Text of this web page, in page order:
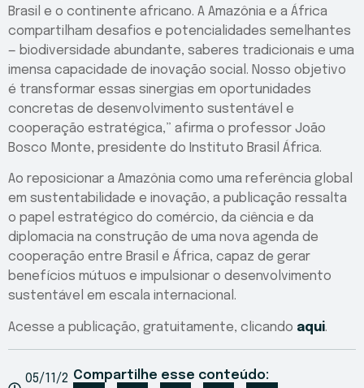
Brasil e o continente africano. A Amazônia e a África
compartilham desafios e potencialidades semelhantes
— biodiversidade abundante, saberes tradicionais e uma
imensa capacidade de inovação social. Nosso objetivo
é transformar essas sinergias em oportunidades
concretas de desenvolvimento sustentável e
cooperação estratégica,” afirma o professor João
Bosco Monte, presidente do Instituto Brasil África.
Ao reposicionar a Amazônia como uma referência global
em sustentabilidade e inovação, a publicação ressalta
o papel estratégico do comércio, da ciência e da
diplomacia na construção de uma nova agenda de
cooperação entre Brasil e África, capaz de gerar
benefícios mútuos e impulsionar o desenvolvimento
sustentável em escala internacional.
Acesse a publicação, gratuitamente, clicando aqui.
05/11/2 Compartilhe esse conteúdo: